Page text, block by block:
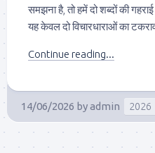
समझना है, तो हमें दो शब्दों की
यह केवल दो विचारधाराओं का
Continue reading...
14/06/2026 byadmin 2026